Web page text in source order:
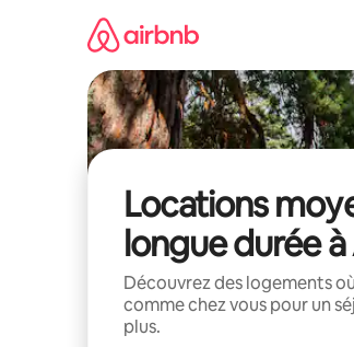
Locations
longue durée
Découvrez des logements
comme chez vous pour un
plus.